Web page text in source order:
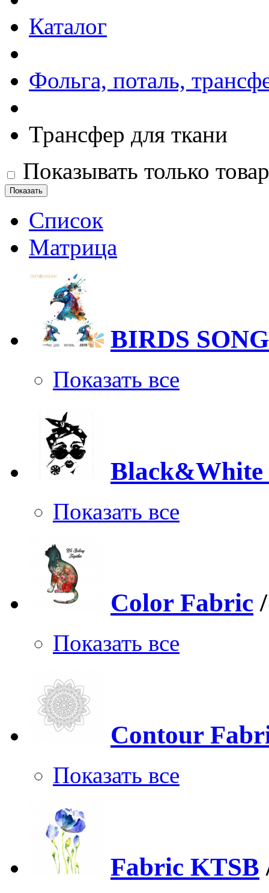
Каталог
Фольга, поталь,
Трансфер для ткани
Показывать только
Список
Матрица
BIRDS
Показать все
Black&White
Показать все
Color Fabric
Показать все
Contour
Показать все
Fabric KTSB